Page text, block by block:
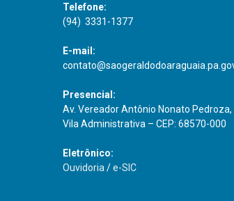
Telefone:
(94) 3331-1377
E-mail:
Presencial:
Av. Vereador Antônio Nonato Pedroza,
Vila Administrativa – CEP: 68570-000
Eletrônico:
Ouvidoria /e-SIC